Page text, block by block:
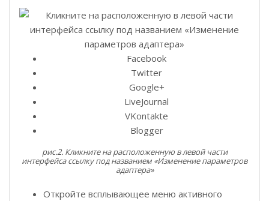
Facebook
Twitter
Google+
LiveJournal
VKontakte
Blogger
рис.2. Кликните на расположенную в левой части
интерфейса ссылку под названием «Изменение параметров
адаптера»
Откройте всплывающее меню активного